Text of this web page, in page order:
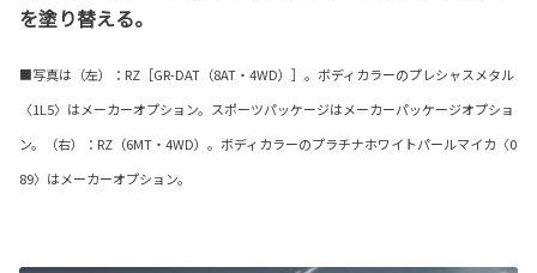
を塗り替える。
■写真は（左）：RZ［GR-DAT（8AT・4WD）］。ボディカラーのプレシャスメタル
〈1L5〉はメーカーオプション。スポーツパッケージはメーカーパッケージオプショ
ン。（右）：RZ（6MT・4WD）。ボディカラーのプラチナホワイトパールマイカ〈0
89〉はメーカーオプション。